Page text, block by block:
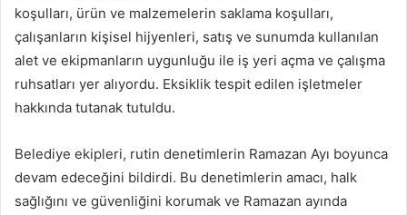
koşulları, ürün ve malzemelerin saklama koşulları,
çalışanların kişisel hijyenleri, satış ve sunumda kullanılan
alet ve ekipmanların uygunluğu ile iş yeri açma ve çalışma
ruhsatları yer alıyordu. Eksiklik tespit edilen işletmeler
hakkında tutanak tutuldu.
Belediye ekipleri, rutin denetimlerin Ramazan Ayı boyunca
devam edeceğini bildirdi. Bu denetimlerin amacı, halk
sağlığını ve güvenliğini korumak ve Ramazan ayında